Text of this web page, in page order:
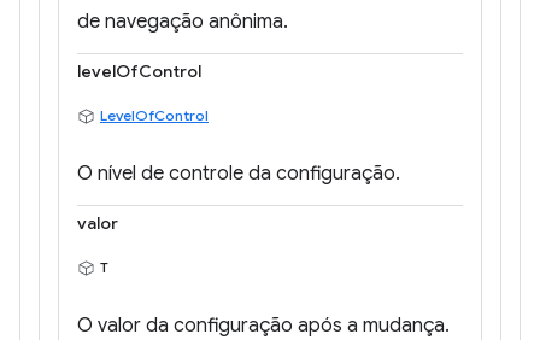
de navegação anônima.
levelOfControl
LevelOfControl
O nível de controle da configuração.
valor
T
O valor da configuração após a mudança.